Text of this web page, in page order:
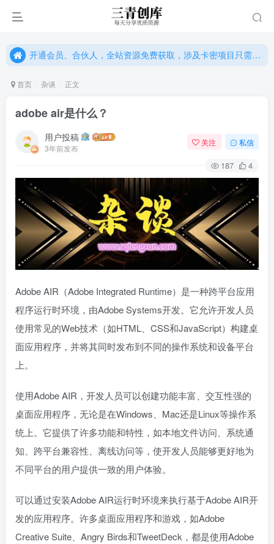
开通会员、合伙人，全站资源免费获取，涉及卡密项目只需单独购卡密（位置：网站右下悬浮按钮）
开通会员、合伙人，全站资源免费获取，涉及卡密项目只需单独购卡密（位置：网站右下悬浮按钮）
首页 杂谈 正文
adobe air是什么？
用户投稿
3年前发布
关注 私信
187 4
Adobe AIR（Adobe Integrated Runtime）是一种跨平台应用
程序运行时环境，由Adobe Systems开发。它允许开发人员
使用常见的Web技术（如HTML、CSS和JavaScript）构建桌
面应用程序，并将其同时发布到不同的操作系统和设备平台
上。
使用Adobe AIR，开发人员可以创建功能丰富、交互性强的
桌面应用程序，无论是在Windows、Mac还是Linux等操作系
统上。它提供了许多功能和特性，如本地文件访问、系统通
知、跨平台兼容性、离线访问等，使开发人员能够更好地为
不同平台的用户提供一致的用户体验。
可以通过安装Adobe AIR运行时环境来执行基于Adobe AIR开
发的应用程序。许多桌面应用程序和游戏，如Adobe
Creative Suite、Angry Birds和TweetDeck，都是使用Adobe